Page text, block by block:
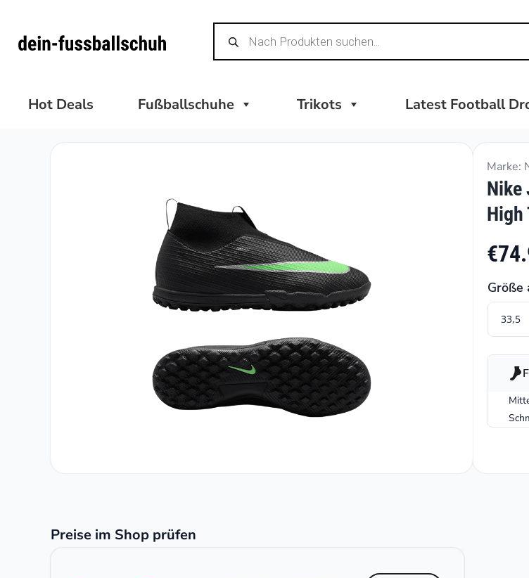
Inhalt
Products
search
Hot Deals Fußballschuhe Trikots Latest Football
Marke:
Nike
High
Größe
33,5
Preise im Shop prüfen